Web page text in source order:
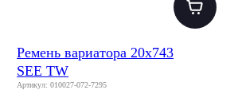
Ремень вариатора 20х743
SEE TW
Артикул: 010027-072-7295